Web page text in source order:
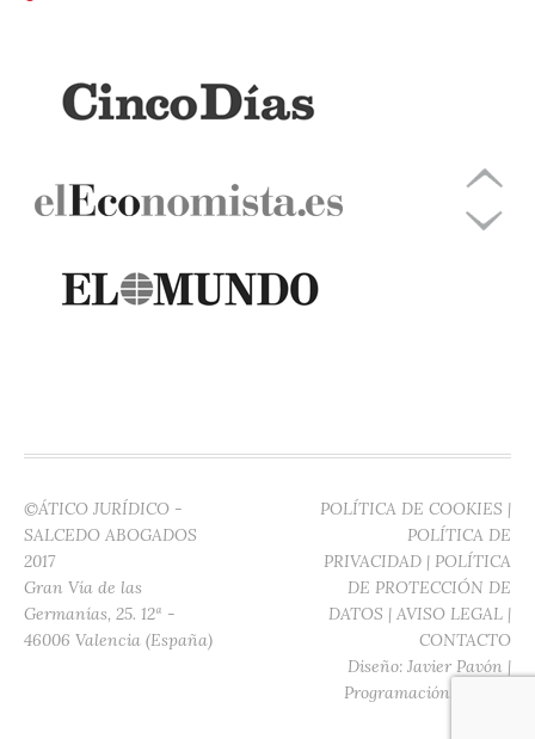
©ÁTICO JURÍDICO -
SALCEDO ABOGADOS
2017
Gran Vía de las
Germanías, 25. 12ª -
46006 Valencia (España)
POLÍTICA DE COOKIES |
POLÍTICA DE
PRIVACIDAD | POLÍTICA
DE PROTECCIÓN DE
DATOS | AVISO LEGAL |
CONTACTO
Diseño: Javier Pavón |
Programación: